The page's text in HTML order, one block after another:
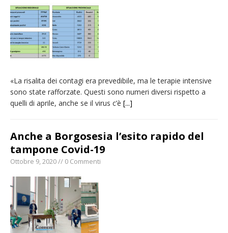
pellegrinaggio diocesano
Intervento dei vigili del fuoco per un
incendio di sterpaglie a Caresanablot
Asl Vc: arrivano i nuovi totem multifunzionali
Dieci anni fa l’ingresso a Vercelli
dell’arcivescovo mons. Marco Arnolfo
«La risalita dei contagi era prevedibile, ma le terapie intensive
sono state rafforzate. Questi sono numeri diversi rispetto a
quelli di aprile, anche se il virus c’è [...]
Anche a Borgosesia l’esito rapido del
tampone Covid-19
Ottobre 9, 2020 // 0 Commenti